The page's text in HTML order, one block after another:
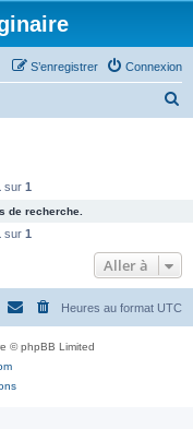
Connexion
S’enregistrer
c
e
sur 1
de recherche.
sur 1
Aller à
Heures au format UTC
© phpBB Limited